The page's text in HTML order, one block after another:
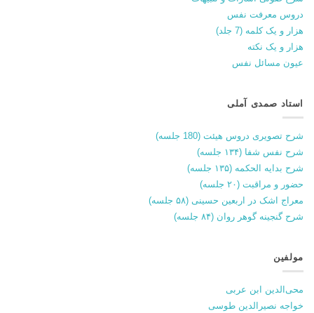
دروس معرفت نفس
هزار و یک کلمه (7 جلد)
هزار و یک نکته
عیون مسائل نفس
استاد صمدی آملی
شرح تصویری دروس هیئت (180 جلسه)
شرح نفس شفا (۱۳۴ جلسه)
شرح بدایه الحکمه (۱۳۵ جلسه)
حضور و مراقبت (۲۰ جلسه)
معراج اشک در اربعین حسینی (۵۸ جلسه)
شرح گنجینه گوهر روان (۸۴ جلسه)
مولفین
محی‌الدین ابن عربی
خواجه نصیرالدین طوسی